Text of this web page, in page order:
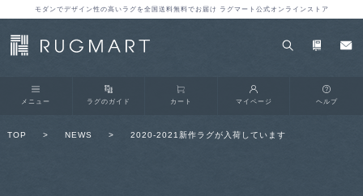
モダンでデザイン性の高いラグを全国送料無料でお届け ラグマート公式オンラインストア
メニュー ラグのガイド カート マイページ ヘルプ
TOP > NEWS > 2020-2021新作ラグが入荷しています